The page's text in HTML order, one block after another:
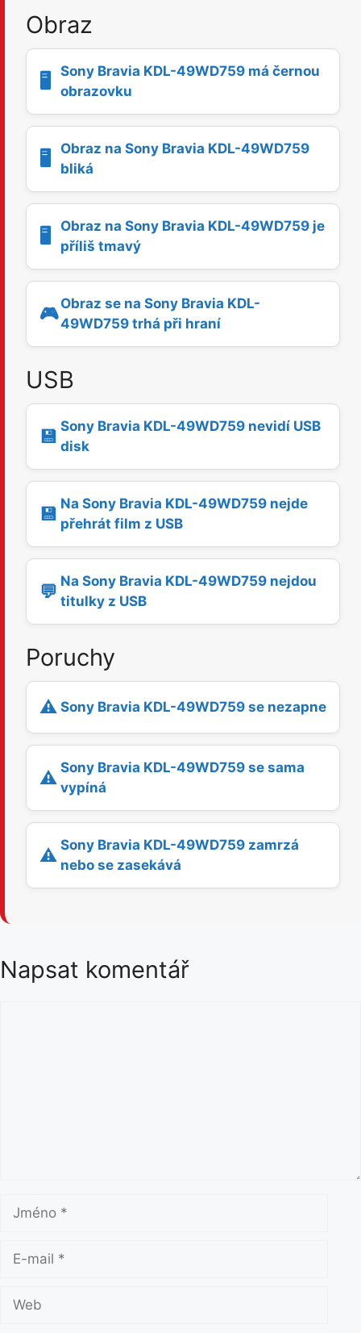
Obraz
🖥️
Sony Bravia KDL-49WD759 má černou
obrazovku
🖥️
Obraz na Sony Bravia KDL-49WD759
bliká
🖥️
Obraz na Sony Bravia KDL-49WD759 je
příliš tmavý
🎮Obraz se na Sony Bravia KDL-
49WD759 trhá při hraní
USB
💾 Sony Bravia KDL-49WD759 nevidí USB
disk
💾 Na Sony Bravia KDL-49WD759 nejde
přehrát film z USB
💬 Na Sony Bravia KDL-49WD759 nejdou
titulky z USB
Poruchy
⚠️ Sony Bravia KDL-49WD759 se nezapne
⚠️ Sony Bravia KDL-49WD759 se sama
vypíná
⚠️ Sony Bravia KDL-49WD759 zamrzá
nebo se zasekává
Napsat komentář